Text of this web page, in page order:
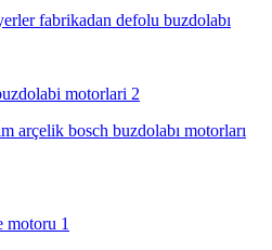
fabrikadan defolu buzdolabı
arçelik bosch buzdolabı motorları